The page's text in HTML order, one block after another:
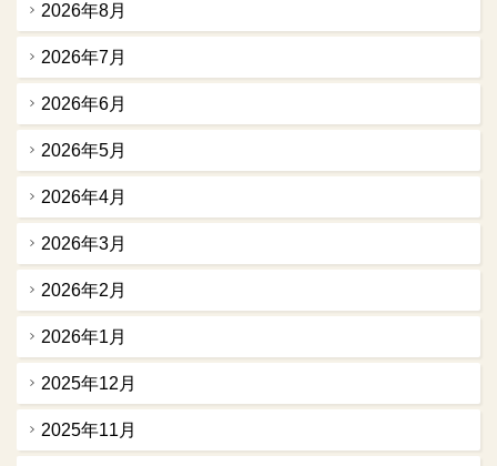
2026年8月
2026年7月
2026年6月
2026年5月
2026年4月
2026年3月
2026年2月
2026年1月
2025年12月
2025年11月